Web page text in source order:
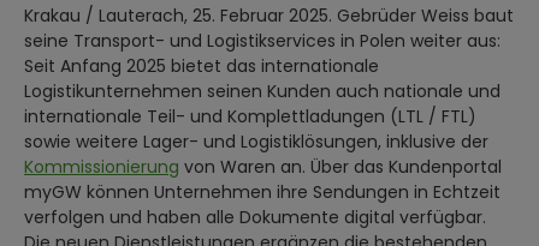
Krakau / Lauterach, 25. Februar 2025. Gebrüder Weiss baut
seine Transport- und Logistikservices in Polen weiter aus:
Seit Anfang 2025 bietet das internationale
Logistikunternehmen seinen Kunden auch nationale und
internationale Teil- und Komplettladungen (LTL / FTL)
sowie weitere Lager- und Logistiklösungen, inklusive der
Kommissionierung von Waren an. Über das Kundenportal
myGW können Unternehmen ihre Sendungen in Echtzeit
verfolgen und haben alle Dokumente digital verfügbar.